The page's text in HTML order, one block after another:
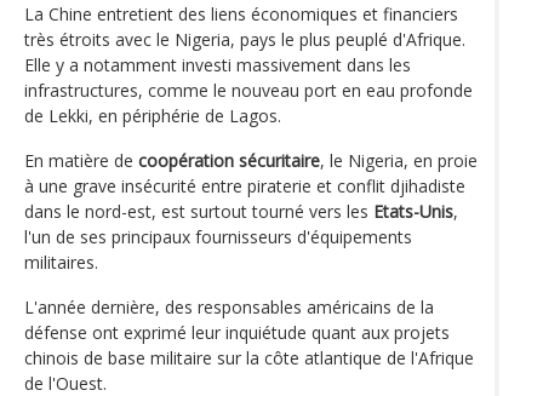
La Chine entretient des liens économiques et financiers
très étroits avec le Nigeria, pays le plus peuplé d'Afrique.
Elle y a notamment investi massivement dans les
infrastructures, comme le nouveau port en eau profonde
de Lekki, en périphérie de Lagos.
En matière de coopération sécuritaire, le Nigeria, en proie
à une grave insécurité entre piraterie et conflit djihadiste
dans le nord-est, est surtout tourné vers les Etats-Unis,
l'un de ses principaux fournisseurs d'équipements
militaires.
L'année dernière, des responsables américains de la
défense ont exprimé leur inquiétude quant aux projets
chinois de base militaire sur la côte atlantique de l'Afrique
de l'Ouest.